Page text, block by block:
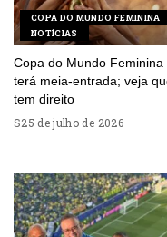
COPA DO MUNDO FEMININA
NOTÍCIAS
Copa do Mundo Feminina
terá meia-entrada; veja
tem direito
25 de julho de 2026